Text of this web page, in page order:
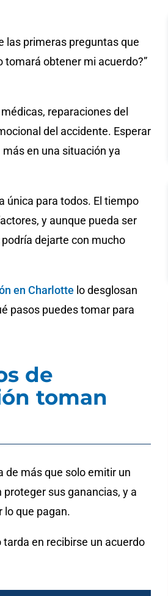
las primeras preguntas que
tomará obtener mi acuerdo?”
reparaciones del
del accidente. Esperar
en una situación ya
única para todos. El tiempo
y aunque pueda ser
dejarte con mucho
en Charlotte lo desglosan
pasos puedes tomar para
de
toman
de más que solo emitir un
sus ganancias, y a
lo que pagan.
en recibirse un acuerdo